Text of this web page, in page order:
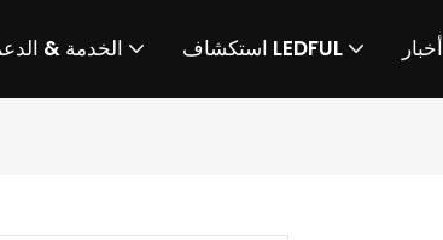
الخدمة & استكشاف LEDFUL أخبار